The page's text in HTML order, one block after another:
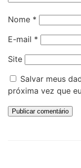
Nome *
E-mail *
Site
Salvar meus
próxima vez que